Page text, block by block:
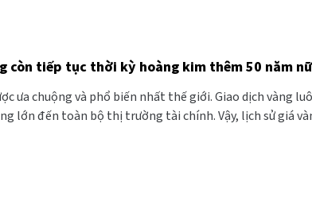
đây mình đã có thể hiểu được hầu hết những thông
còn tiếp tục thời kỳ hoàng kim thêm 50 năm
ưa chuộng và phổ biến nhất thế giới. Giao dịch vàng
lớn đến toàn bộ thị trường tài chính. Vậy, lịch sử giá